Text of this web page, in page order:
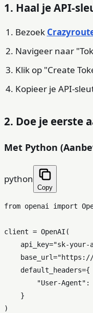
1. Haal je API-
Bezoek
Navigeer naar
Klik op "Create
Kopieer je API-
2. Doe je eerste
Met Python
python
Copy
from openai import
client = OpenAI(
    api_key=
"sk-your-
    base_url=
"https://
    default_headers={
"User-Agent" :
    }
)